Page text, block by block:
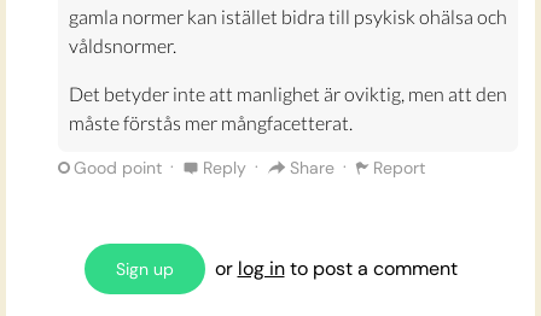
gamla normer kan istället bidra till psykisk ohälsa och
våldsnormer.
Det betyder inte att manlighet är oviktig, men att den
måste förstås mer mångfacetterat.
Good point · Reply · Share · Report
Sign up or log into post a comment